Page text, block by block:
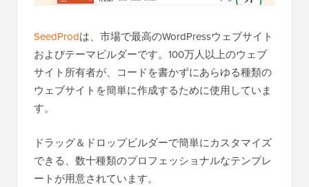
SeedProdは、市場で最高のWordPressウェブサイト
およびテーマビルダーです。100万人以上のウェブ
サイト所有者が、コードを書かずにあらゆる種類の
ウェブサイトを簡単に作成するために使用していま
す。
ドラッグ＆ドロップビルダーで簡単にカスタマイズ
できる、数十種類のプロフェッショナルなテンプレ
ートが用意されています。